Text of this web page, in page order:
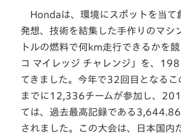
Hondaは、環境にスポットを当て
発想、技術を結集した手作りのマシ
トルの燃料で何km走行できるかを
コ マイレッジ チャレンジ」を、
てきました。今年で32回目となるこ
までに12,336チームが参加し、
ては、過去最高記録である
されました。この大会は、日本国内